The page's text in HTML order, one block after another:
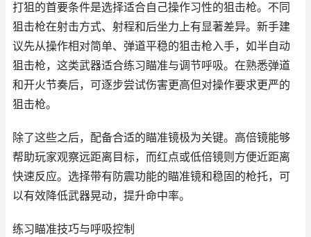
打狙的首要条件是选择适合自己操作习性的狙击枪。不同
狙击枪在射击方式、射程和后坐力上有显著差异。新手建
议先从操作相对简单、弹道平稳的狙击枪入手，如半自动
狙击枪，这类武器适合练习瞄准与调节呼吸。在熟悉弹道
和开火节奏后，可逐步尝试伤害更高但对操作要求更严的
狙击枪。
除了这些之后，配备合适的瞄准镜极为关键。高倍镜能够
帮助玩家观察远距离目标，而红点或低倍镜则方便近距离
快速反应。选择带有防震功能的瞄准镜和稳固的枪托，可
以有效降低武器晃动，提升命中率。
练习瞄准技巧与呼吸控制